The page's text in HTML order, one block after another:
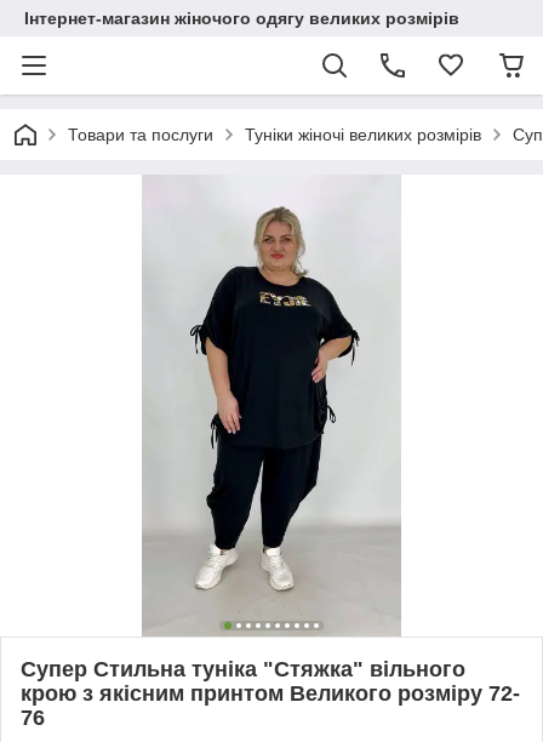
Інтернет-магазин жіночого одягу великих розмірів
Товари та послуги Туніки жіночі великих розмірів
Супер Стильна туніка "Стяжка" вільного
крою з якісним принтом Великого розміру 72-
76